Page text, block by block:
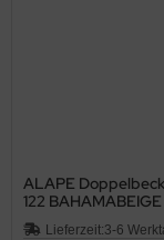
ALAPE
122
cm
Lieferzeit:3-6